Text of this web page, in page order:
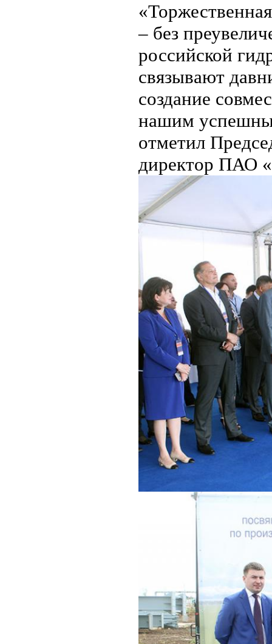
– без
российской
связывают
создание
нашим
отметил
директор ПАО